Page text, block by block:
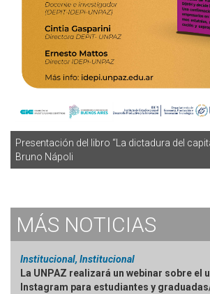
Presentación del libro “La dictadura del
Bruno Nápoli
MÁS NOTICIAS
Institucional, Institucional
La UNPAZ realizará un webinar sobre el
Instagram para estudiantes y